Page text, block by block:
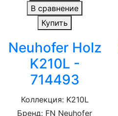
В сравнение
Купить
Neuhofer Holz
K210L -
714493
Коллекция: K210L
Бренд: FN Neuhofer